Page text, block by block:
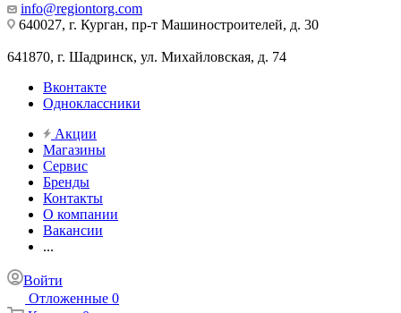
info@regiontorg.com
640027, г. Курган, пр-т Машиностроителей, д. 30
641870, г. Шадринск, ул. Михайловская, д. 74
Вконтакте
Одноклассники
Акции
Магазины
Сервис
Бренды
Контакты
О компании
Вакансии
...
Войти
Отложенные 0